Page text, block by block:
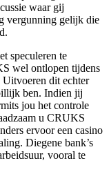
waar gij
vergunning gelijk die
speculeren te
wel ontlopen tijdens
dit echter
ben. Indien jij
jou het controle
u CRUKS
ervoor een casino
Diegene bank’s
vooral te